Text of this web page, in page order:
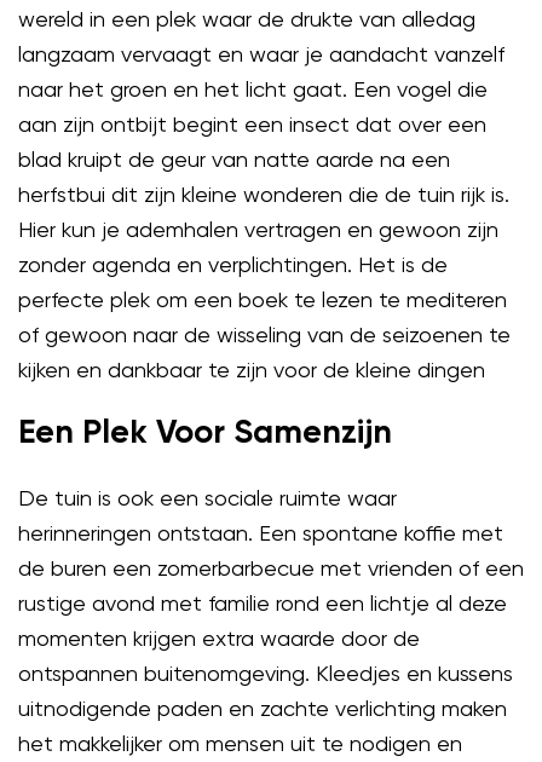
wereld in een plek waar de drukte van alledag
langzaam vervaagt en waar je aandacht vanzelf
naar het groen en het licht gaat. Een vogel die
aan zijn ontbijt begint een insect dat over een
blad kruipt de geur van natte aarde na een
herfstbui dit zijn kleine wonderen die de tuin rijk is.
Hier kun je ademhalen vertragen en gewoon zijn
zonder agenda en verplichtingen. Het is de
perfecte plek om een boek te lezen te mediteren
of gewoon naar de wisseling van de seizoenen te
kijken en dankbaar te zijn voor de kleine dingen
Een Plek Voor Samenzijn
De tuin is ook een sociale ruimte waar
herinneringen ontstaan. Een spontane koffie met
de buren een zomerbarbecue met vrienden of een
rustige avond met familie rond een lichtje al deze
momenten krijgen extra waarde door de
ontspannen buitenomgeving. Kleedjes en kussens
uitnodigende paden en zachte verlichting maken
het makkelijker om mensen uit te nodigen en